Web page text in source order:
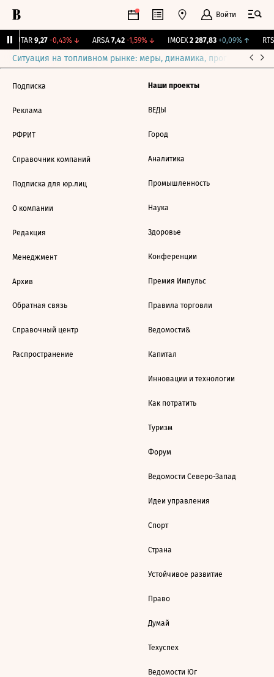
Войти
UTAR 9,27 -0,43%↓ ARSA 7,42 -1,59%↓ IMOEX 2 287,83 +0,09%↑ RTSI
Ситуация на топливном рынке: меры, динамика, прогнозы
Подписка
Реклама
РФРИТ
Справочник компаний
Подписка для юр.лиц
О компании
Редакция
Менеджмент
Архив
Обратная связь
Справочный центр
Распространение
Наши проекты
ВЕДЫ
Город
Аналитика
Промышленность
Наука
Здоровье
Конференции
Премия Импульс
Правила торговли
Ведомости&
Капитал
Инновации и технологии
Как потратить
Туризм
Форум
Ведомости Северо-Запад
Идеи управления
Спорт
Страна
Устойчивое развитие
Право
Думай
Техуспех
Ведомости Юг